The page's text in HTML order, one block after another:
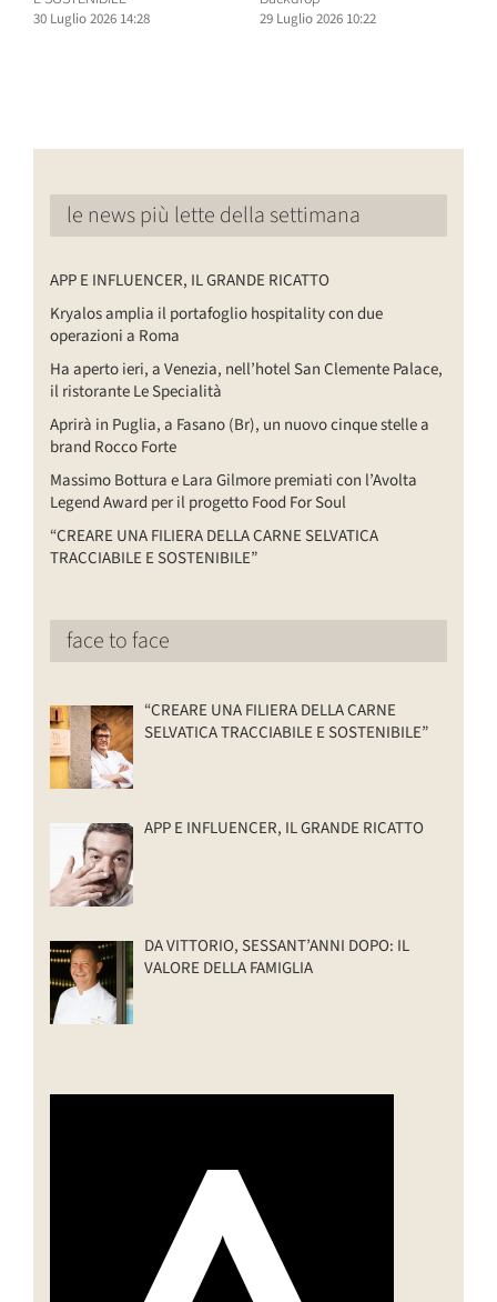
30 Luglio 2026 14:28 29 Luglio 2026 10:22
le news più lette della settimana
APP E INFLUENCER, IL GRANDE RICATTO
Kryalos amplia il portafoglio hospitality con due
operazioni a Roma
Ha aperto ieri, a Venezia, nell’hotel San Clemente Palace,
il ristorante Le Specialità
Aprirà in Puglia, a Fasano (Br), un nuovo cinque stelle a
brand Rocco Forte
Massimo Bottura e Lara Gilmore premiati con l’Avolta
Legend Award per il progetto Food For Soul
“CREARE UNA FILIERA DELLA CARNE SELVATICA
TRACCIABILE E SOSTENIBILE”
face to face
“CREARE UNA FILIERA DELLA CARNE
SELVATICA TRACCIABILE E SOSTENIBILE”
APP E INFLUENCER, IL GRANDE RICATTO
DA VITTORIO, SESSANT’ANNI DOPO: IL
VALORE DELLA FAMIGLIA